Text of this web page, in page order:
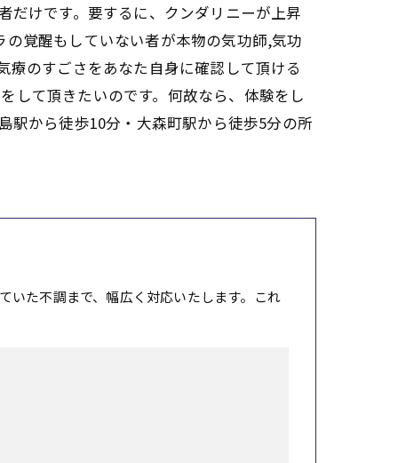
だけです。要するに、クンダリニーが上昇
覚醒もしていない者が本物の気功師,気功
のすごさをあなた自身に確認して頂ける
して頂きたいのです。何故なら、体験をし
駅から徒歩10分・大森町駅から徒歩5分の所
いた不調まで、幅広く対応いたします。これ